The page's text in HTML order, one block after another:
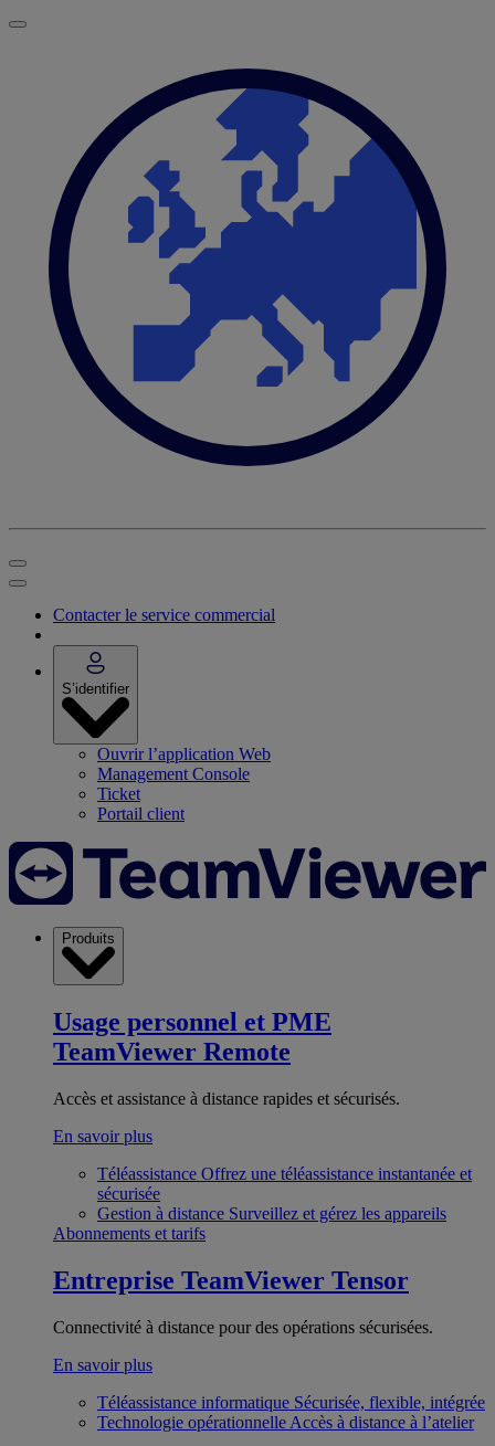
Contacter le service commercial
S’identifier
Ouvrir l’application Web
Management Console
Ticket
Portail client
Produits
Usage personnel et PME
TeamViewer Remote
Accès et assistance à distance rapides et sécurisés.
En savoir plus
Téléassistance Offrez une téléassistance instantanée et
sécurisée
Gestion à distance Surveillez et gérez les appareils
Abonnements et tarifs
Entreprise TeamViewer Tensor
Connectivité à distance pour des opérations sécurisées.
En savoir plus
Téléassistance informatique Sécurisée, flexible, intégrée
Technologie opérationnelle Accès à distance à l’atelier